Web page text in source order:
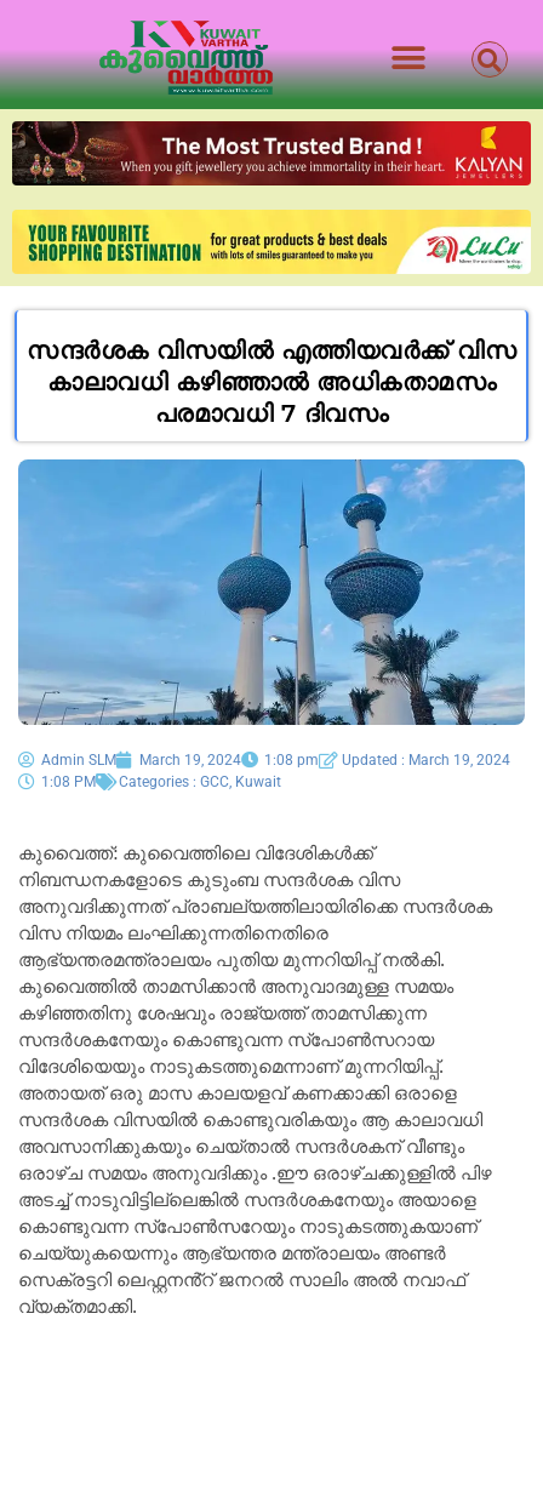
സന്ദർശക വിസയിൽ എത്തിയവർക്ക് വിസ
കാലാവധി കഴിഞ്ഞാൽ അധികതാമസം
പരമാവധി 7 ദിവസം
Admin SLM March 19, 2024 1:08 pm
Updated : March 19, 2024
1:08 PM
Categories : GCC Kuwait
കുവൈത്ത്: കുവൈത്തിലെ വിദേശികൾക്ക്
നിബന്ധനകളോടെ കുടുംബ സന്ദർശക വിസ
അനുവദിക്കുന്നത് പ്രാബല്യത്തിലായിരിക്കെ സന്ദർശക
വിസ നിയമം ലംഘിക്കുന്നതിനെതിരെ
ആഭ്യന്തരമന്ത്രാലയം പുതിയ മുന്നറിയിപ്പ് നൽകി.
കുവൈത്തിൽ താമസിക്കാൻ അനുവാദമുള്ള സമയം
കഴിഞ്ഞതിനു ശേഷവും രാജ്യത്ത് താമസിക്കുന്ന
സന്ദർശകനേയും കൊണ്ടുവന്ന സ്പോൺസറായ
വിദേശിയെയും നാടുകടത്തുമെന്നാണ് മുന്നറിയിപ്പ്.
അതായത് ഒരു മാസ കാലയളവ് കണക്കാക്കി ഒരാളെ
സന്ദർശക വിസയിൽ കൊണ്ടുവരികയും ആ കാലാവധി
അവസാനിക്കുകയും ചെയ്താൽ സന്ദർശകന് വീണ്ടും
ഒരാഴ്ച സമയം അനുവദിക്കും .ഈ ഒരാഴ്ചക്കുള്ളിൽ പിഴ
അടച്ച് നാടുവിട്ടില്ലെങ്കിൽ സന്ദർശകനേയും അയാളെ
കൊണ്ടുവന്ന സ്പോൺസറേയും നാടുകടത്തുകയാണ്
ചെയ്യുകയെന്നും ആഭ്യന്തര മന്ത്രാലയം അണ്ടർ
സെക്രട്ടറി ലെഫ്റ്റനൻ്റ് ജനറൽ സാലിം അൽ നവാഫ്
വ്യക്തമാക്കി.